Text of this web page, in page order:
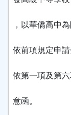
，以華僑高中為
依前項規定申
依第一項及第
意函。